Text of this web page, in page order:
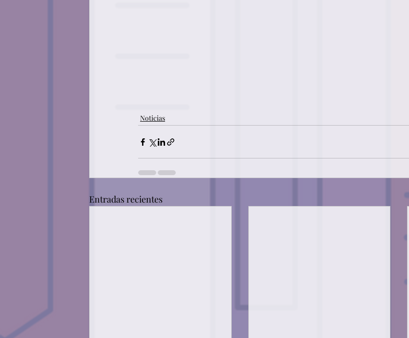
Noticias
Entradas recientes